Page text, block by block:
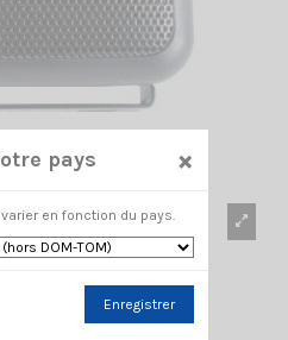
pays ×
en fonction du pays.
Enregistrer